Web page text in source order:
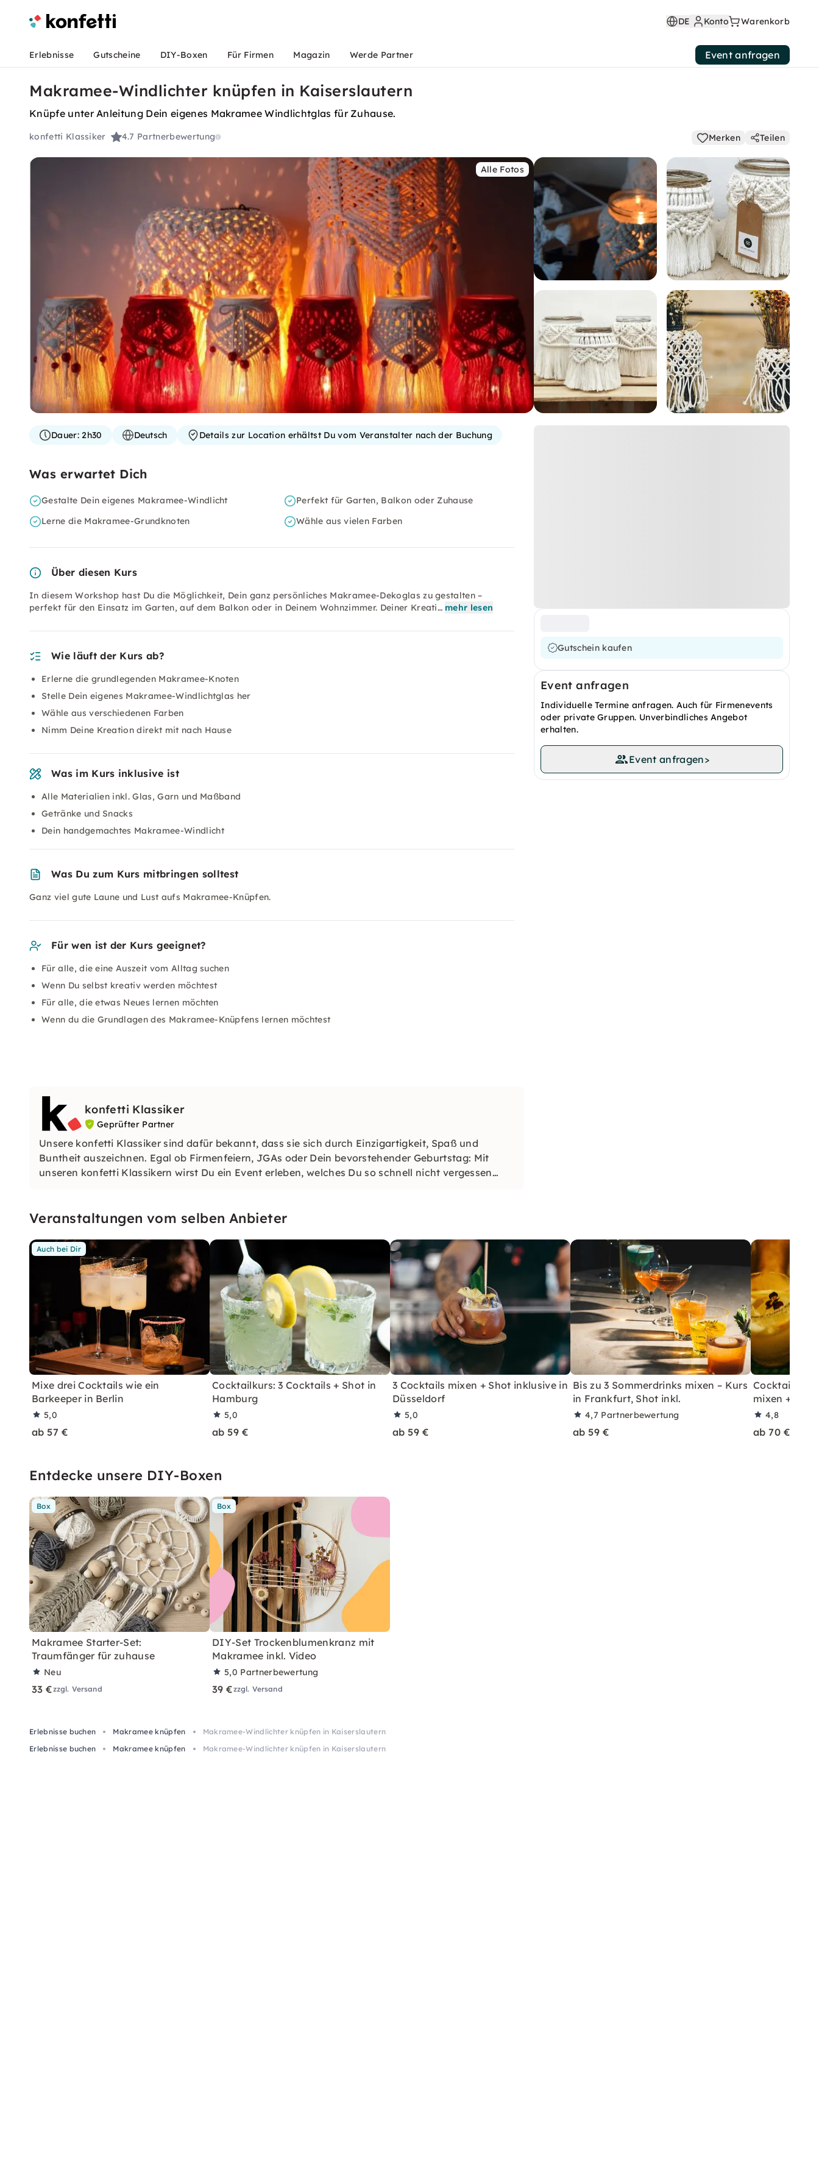
DE Konto Warenkorb
Erlebnisse Gutscheine DIY-Boxen Für Firmen Magazin Werde Partner Event anfragen
Makramee-Windlichter knüpfen in Kaiserslautern
Knüpfe unter Anleitung Dein eigenes Makramee Windlichtglas für Zuhause.
konfetti Klassiker 4.7 Partnerbewertung Merken Teilen
Alle Fotos
Gutschein kaufen
Event anfragen
Individuelle Termine anfragen. Auch für Firmenevents
oder private Gruppen. Unverbindliches Angebot
erhalten.
Event anfragen>
Dauer:2h30 Deutsch Details zur Location erhältst Du vom Veranstalter nach der Buchung
Was erwartet Dich
Gestalte Dein eigenes Makramee-Windlicht
Perfekt für Garten, Balkon oder Zuhause
Lerne die Makramee-Grundknoten
Wähle aus vielen Farben
Über diesen Kurs
In diesem Workshop hast Du die Möglichkeit, Dein ganz persönliches Makramee-Dekoglas zu gestalten –
perfekt für den Einsatz im Garten, auf dem Balkon oder in Deinem Wohnzimmer. Deiner Kreati… mehr lesen
Wie läuft der Kurs ab?
Erlerne die grundlegenden Makramee-Knoten
Stelle Dein eigenes Makramee-Windlichtglas her
Wähle aus verschiedenen Farben
Nimm Deine Kreation direkt mit nach Hause
Was im Kurs inklusive ist
Alle Materialien inkl. Glas, Garn und Maßband
Getränke und Snacks
Dein handgemachtes Makramee-Windlicht
Was Du zum Kurs mitbringen solltest
Ganz viel gute Laune und Lust aufs Makramee-Knüpfen.
Für wen ist der Kurs geeignet?
Für alle, die eine Auszeit vom Alltag suchen
Wenn Du selbst kreativ werden möchtest
Für alle, die etwas Neues lernen möchten
Wenn du die Grundlagen des Makramee-Knüpfens lernen möchtest
konfetti Klassiker
Geprüfter Partner
Unsere konfetti Klassiker sind dafür bekannt, dass sie sich durch Einzigartigkeit, Spaß und
Buntheit auszeichnen. Egal ob Firmenfeiern, JGAs oder Dein bevorstehender Geburtstag: Mit
unseren konfetti Klassikern wirst Du ein Event erleben, welches Du so schnell nicht vergessen
Veranstaltungen vom selben Anbieter
Auch bei Dir
Mixe drei Cocktails wie ein
Barkeeper in Berlin
5,0
ab 57 €
Cocktailkurs: 3 Cocktails + Shot in
Hamburg
5,0
ab 59 €
3 Cocktails mixen + Shot inklusive in
Düsseldorf
5,0
ab 59 €
Bis zu 3 Sommerdrinks mixen – Kurs
in Frankfurt, Shot inkl.
4,7 Partnerbewertung
ab 59 €
Cocktailkurs:
mixen +
4,8
ab 70 €
Entdecke unsere DIY-Boxen
Box
Makramee Starter-Set:
Traumfänger für zuhause
Neu
33 €zzgl. Versand
Box
DIY-Set Trockenblumenkranz mit
Makramee inkl. Video
5,0 Partnerbewertung
39 €zzgl. Versand
Erlebnisse buchen Makramee knüpfen
Makramee-Windlichter knüpfen in Kaiserslautern
Erlebnisse buchen
Makramee knüpfen Makramee-Windlichter knüpfen in Kaiserslautern